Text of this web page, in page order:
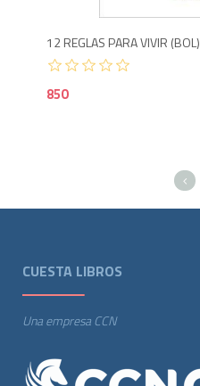
12 REGLAS PARA VIVIR (BOL)
850
CUESTA LIBROS
Una empresa CCN